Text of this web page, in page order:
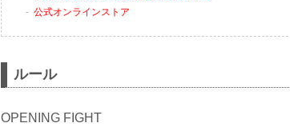
公式オンラインストア
ルール
OPENING FIGHT